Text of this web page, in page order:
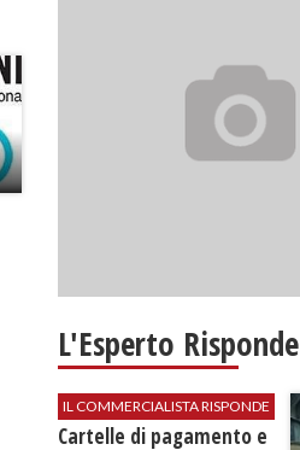
L'Esperto Risponde
IL COMMERCIALISTA RISPONDE
Cartelle di pagamento e